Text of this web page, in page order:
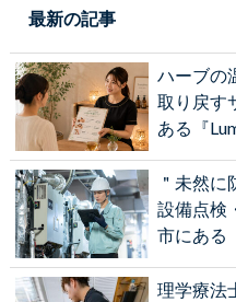
最新の記事
ハーブの
取り戻す
ある『
＂未然
設備点検
市にある
理学療法